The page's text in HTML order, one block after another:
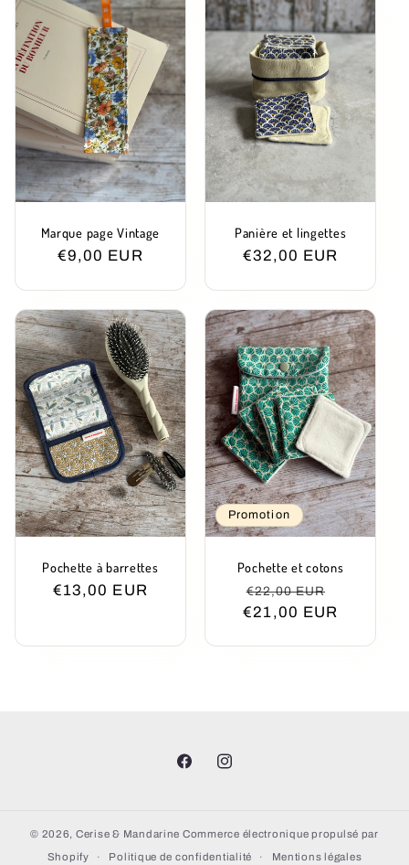
Marque page Vintage
Prix
€9,00 EUR
Panière et lingettes
Prix
€32,00 EUR
Pochette à barrettes
Prix
€13,00 EUR
Promotion
Pochette et cotons
Prix
habituel
€22,00 EUR
€21,00 EUR
FacebookInstagram
© 2026, Cerise & Mandarine Commerce électronique propulsé par
Shopify Politique de confidentialité Mentions légales